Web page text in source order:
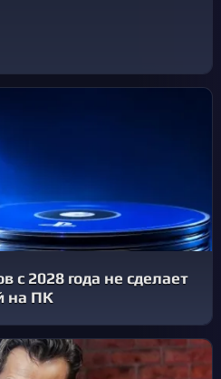
с 2028 года не сделает
на ПК